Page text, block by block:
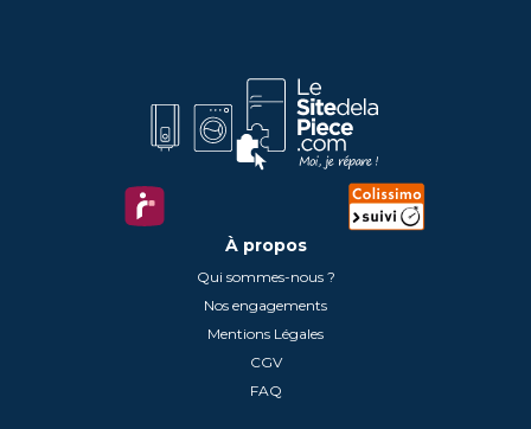
À propos
Qui sommes-nous ?
Nos engagements
Mentions Légales
CGV
FAQ